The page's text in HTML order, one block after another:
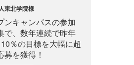
東北学院様
ンキャンパスの参加
で、数年連続で昨年
％の目標を大幅に超
募を獲得！